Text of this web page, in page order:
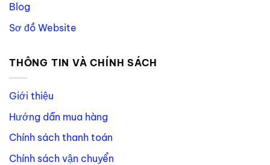
Blog
Sơ đồ Website
THÔNG TIN VÀ CHÍNH SÁCH
Giới thiệu
Hướng dẫn mua hàng
Chính sách thanh toán
Chính sách vận chuyển